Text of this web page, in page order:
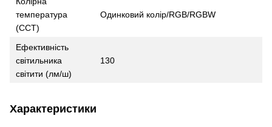
температура
(CCT)
Одинковий колір/RGB/RGBW
Ефективність
світильника
світити (лм/ш)
130
Характеристики